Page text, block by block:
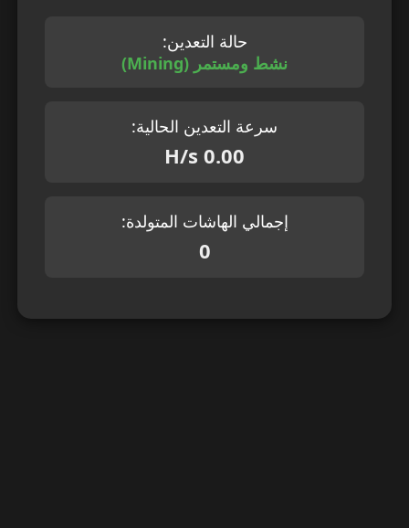
حالة التعدين:
نشط ومستمر (Mining)
سرعة التعدين الحالية:
0.00 H/s
إجمالي الهاشات المتولدة:
0